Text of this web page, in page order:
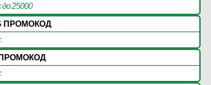
до 25000
ПРОМОКОД
ПРОМОКОД